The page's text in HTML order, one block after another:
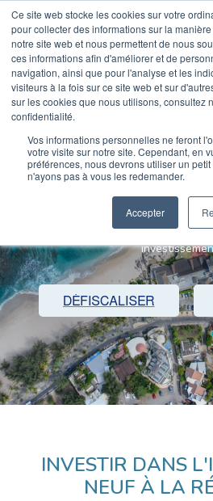
Ce site web stocke les cookies sur votre
pour collecter des informations sur la
notre site web et nous permettent de nous
ces informations afin d'améliorer et de
navigation, ainsi que pour l'analyse et les
visiteurs à la fois sur ce site web et sur
sur les cookies que nous utilisons, consultez
confidentialité.
Vos informations personnelles ne feront
votre visite sur notre site. Cependant, en
préférences, nous devrons utiliser un
n'ayons pas à vous les redemander.
Accepter
KHEOPS
L'investissement
Que vous souhaitiez investir pour
patrimoine ou préparer votre retraite,
et vous délivre toutes les clés
INVESTIR DANS
NEUF À LA